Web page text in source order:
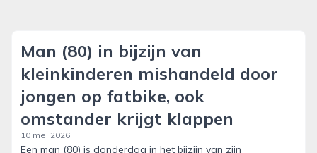
Man (80) in bijzijn van
kleinkinderen mishandeld door
jongen op fatbike, ook
omstander krijgt klappen
10 mei 2026
Een man (80) is donderdag in het bijzijn van zijn